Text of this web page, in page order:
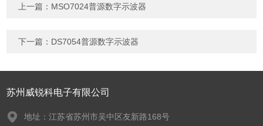
上一篇： MSO7024普源数字示波器
下一篇： DS7054普源数字示波器
苏州威锐科电子有限公司
地址：江苏省苏州市吴中区友新路168号